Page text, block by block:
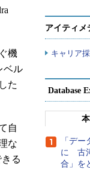
機
ベル
た
自
な
る
アイティメ
キャリア
Database
「デ
に 古
合」を